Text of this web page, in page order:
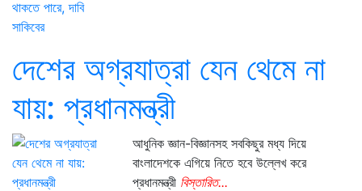
দেশের অগ্রযাত্রা যেন থেমে না
যায়: প্রধানমন্ত্রী
আধুনিক জ্ঞান-বিজ্ঞানসহ সবকিছুর মধ্য দিয়ে
বাংলাদেশকে এগিয়ে নিতে হবে উল্লেখ করে
প্রধানমন্ত্রী বিস্তারিত...